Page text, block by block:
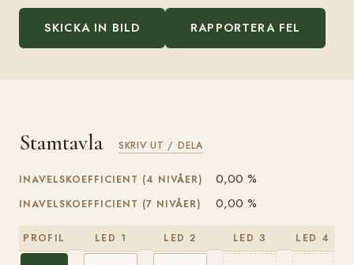
SKICKA IN BILD RAPPORTERA FEL
Stamtavla SKRIV UT / DELA
INAVELSKOEFFICIENT (4 NIVÅER) 0,00 %
INAVELSKOEFFICIENT (7 NIVÅER) 0,00 %
PROFIL LED 1 LED 2 LED 3 LED 4